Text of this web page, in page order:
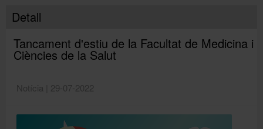
Convocatòries i ajuts
Detall
Tancament d'estiu de la Facultat de Medicina i
Ciències de la Salut
Notícia | 29-07-2022